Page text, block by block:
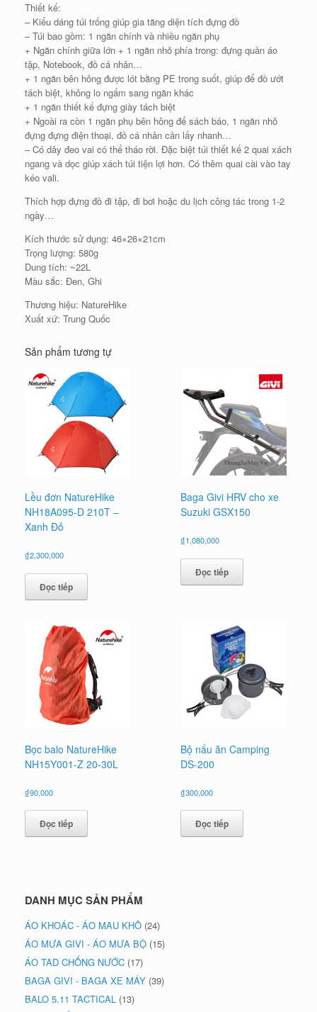
Thiết kế:
– Kiểu dáng túi trống giúp gia tăng diện tích đựng đồ
– Túi bao gồm: 1 ngăn chính và nhiều ngăn phụ
+ Ngăn chính giữa lớn + 1 ngăn nhỏ phía trong: đựng quần áo
tập, Notebook, đồ cá nhân…
+ 1 ngăn bên hông được lót bằng PE trong suốt, giúp để đồ ướt
tách biệt, không lo ngấm sang ngăn khác
+ 1 ngăn thiết kế đựng giày tách biệt
+ Ngoài ra còn 1 ngăn phụ bên hông để sách báo, 1 ngăn nhỏ
đựng đựng điện thoại, đồ cá nhân cần lấy nhanh…
– Có dây đeo vai có thể tháo rời. Đặc biệt túi thiết kế 2 quai xách
ngang và dọc giúp xách túi tiện lợi hơn. Có thêm quai cài vào tay
kéo vali.
Thích hợp đựng đồ đi tập, đi bơi hoặc du lịch công tác trong 1-2
ngày…
Kích thước sử dụng: 46×26×21cm
Trọng lượng: 580g
Dung tích: ~22L
Màu sắc: Đen, Ghi
Thương hiệu: NatureHike
Xuất xứ: Trung Quốc
Sản phẩm tương tự
Lều đơn NatureHike
NH18A095-D 210T –
Xanh Đỏ
₫2,300,000
Đọc tiếp
Baga Givi HRV cho xe
Suzuki GSX150
₫1,080,000
Đọc tiếp
Bọc balo NatureHike
NH15Y001-Z 20-30L
₫90,000
Đọc tiếp
Bộ nấu ăn Camping
DS-200
₫300,000
Đọc tiếp
DANH MỤC SẢN PHẨM
ÁO KHOÁC - ÁO MAU KHÔ (24)
ÁO MƯA GIVI - ÁO MƯA BỘ (15)
ÁO TAD CHỐNG NƯỚC (17)
BAGA GIVI - BAGA XE MÁY (39)
BALO 5.11 TACTICAL (13)